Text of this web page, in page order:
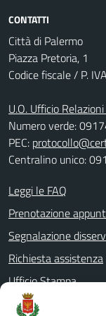
CONTATTI
Città di Palermo
Piazza Pretoria, 1
Codice fiscale / P.
U.O. Ufficio
Numero verde:
PEC:
Centralino unico:
Leggi le FAQ
Prenotazione
Segnalazione
Richiesta assistenza
Ufficio Stampa
Amministrazione